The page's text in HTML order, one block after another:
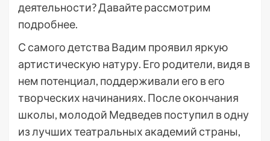
деятельности? Давайте рассмотрим
подробнее.
С самого детства Вадим проявил яркую
артистическую натуру. Его родители, видя в
нем потенциал, поддерживали его в его
творческих начинаниях. После окончания
школы, молодой Медведев поступил в одну
из лучших театральных академий страны,